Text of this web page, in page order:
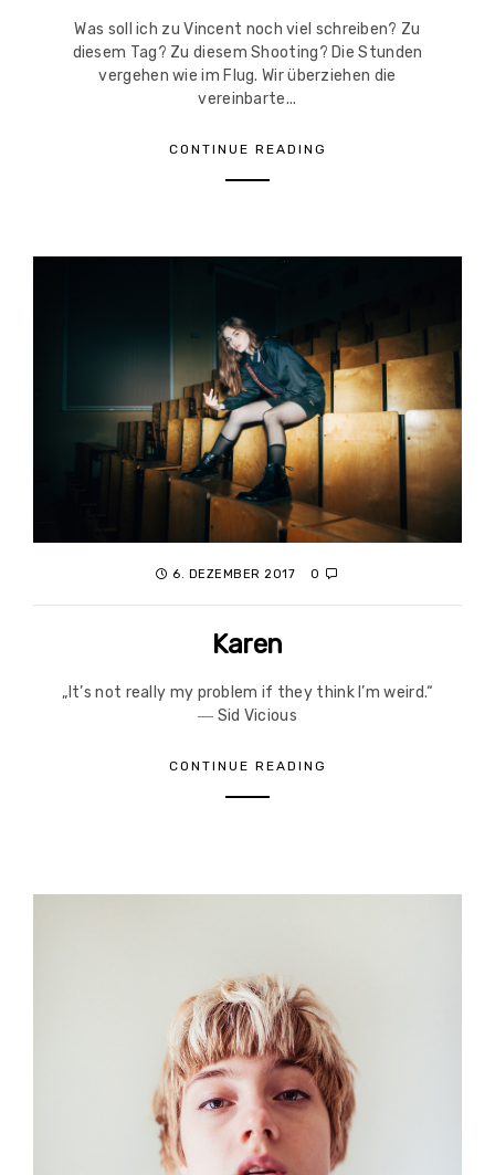
Was soll ich zu Vincent noch viel schreiben? Zu
diesem Tag? Zu diesem Shooting? Die Stunden
vergehen wie im Flug. Wir überziehen die
vereinbarte...
CONTINUE READING
6. DEZEMBER 2017 0
Karen
„It’s not really my problem if they think I’m weird.“
― Sid Vicious
CONTINUE READING